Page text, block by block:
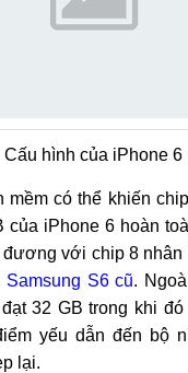
Cấu hình của iPhone 6
mềm có thể khiến
của iPhone 6 hoàn
với chip 8 nhân
Samsung S6 cũ.
32 GB trong khi
yếu dẫn đến bộ
lại.